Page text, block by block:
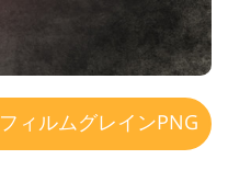
フィルムグレインPNG